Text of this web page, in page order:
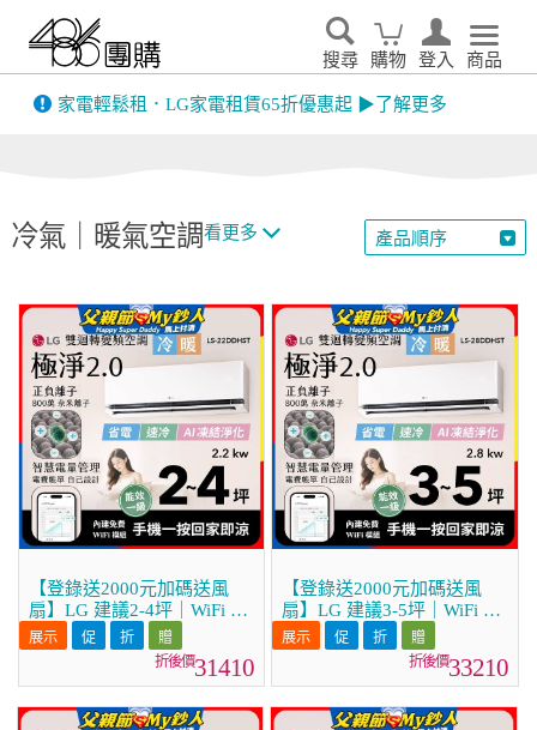
搜尋 購物 登入 商品
家電輕鬆租．LG家電租賃65折優惠起 ▶了解更多
冷氣｜暖氣空調看更多 產品順序
【登錄送2000元加碼送風
扇】LG 建議2-4坪｜WiFi 雙
迴轉變頻空調｜極淨2.0系列
｜AI 氣流 & 奈米離子 (LS-
31410
【登錄送2000元加碼送風
扇】LG 建議3-5坪｜WiFi 雙
迴轉變頻空調｜極淨2.0系列
｜AI 氣流 & 奈米離子 (LS-
33210